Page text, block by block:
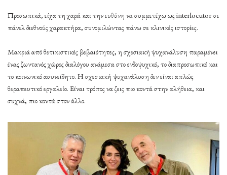
Προσωπικά, είχα τη χαρά και την ευθύνη να συμμετέχω ως interlocutor σε
πάνελ διεθνούς χαρακτήρα, συνομιλώντας πάνω σε κλινικές ιστορίες.
Μακριά από θετικιστικές βεβαιότητες, η σχεσιακή ψυχανάλυση παραμένει
ένας ζωντανός χώρος διαλόγου ανάμεσα στο ενδοψυχικό, το διαπροσωπικό και
το κοινωνικό ασυνείδητο. Η σχεσιακή ψυχανάλυση δεν είναι απλώς
θεραπευτικό εργαλείο. Είναι τρόπος να ζεις πιο κοντά στην αλήθεια, και
συχνά, πιο κοντά στον άλλο.